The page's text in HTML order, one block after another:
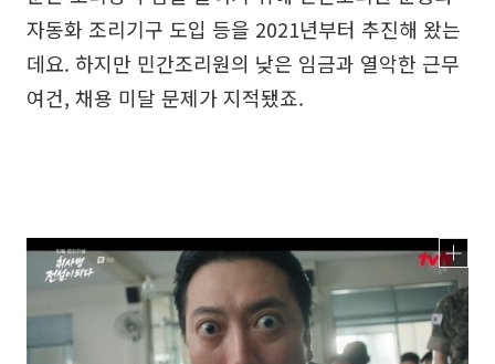
자동화 조리기구 도입 등을 2021년부터 추진해 왔는
데요. 하지만 민간조리원의 낮은 임금과 열악한 근무
여건, 채용 미달 문제가 지적됐죠.